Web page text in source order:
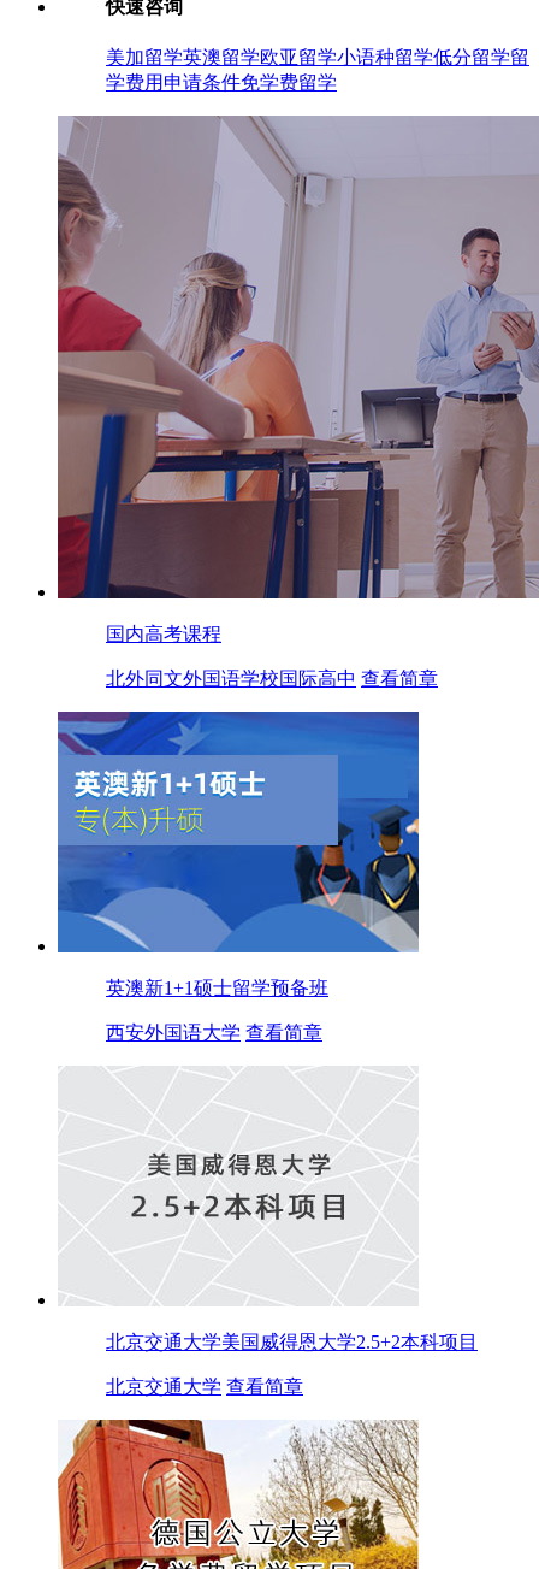
快速咨询
美加留学英澳留学欧亚留学小语种留学低分留学留
学费用 申请条件免学费留学
国内高考课程
北外同文外国语学校国际高中 查看简章
英澳新1+1硕士留学预备班
西安外国语大学 查看简章
北京交通大学美国威得恩大学2.5+2本科项目
北京交通大学 查看简章